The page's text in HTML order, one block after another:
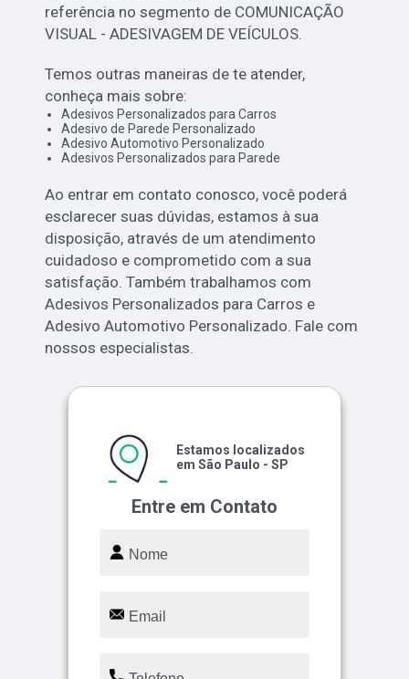
referência no segmento de COMUNICAÇÃO
VISUAL - ADESIVAGEM DE VEÍCULOS.
Temos outras maneiras de te atender,
conheça mais sobre:
Adesivos Personalizados para Carros
Adesivo de Parede Personalizado
Adesivo Automotivo Personalizado
Adesivos Personalizados para Parede
Ao entrar em contato conosco, você poderá
esclarecer suas dúvidas, estamos à sua
disposição, através de um atendimento
cuidadoso e comprometido com a sua
satisfação. Também trabalhamos com
Adesivos Personalizados para Carros e
Adesivo Automotivo Personalizado. Fale com
nossos especialistas.
Entre em Contato
Estamos localizados
em São Paulo - SP